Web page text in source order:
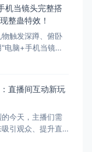
完美解决方案——
体力主播面临的
机当镜头完整搭
整蛊特效！
触发深蹲、俯卧
电脑+手机当镜
手教您完成整个
上处理器、8GB
直播间互动新玩
今天，主播们需
引观众、提升直
模拟器作为一款